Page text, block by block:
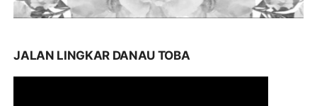
JALAN LINGKAR DANAU TOBA